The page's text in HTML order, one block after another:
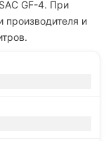
GF-4. При
производителя и